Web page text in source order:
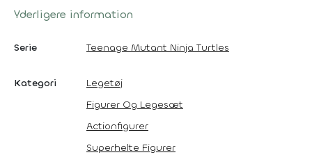
Yderligere information
Serie Teenage Mutant Ninja Turtles
Kategori
Legetøj
Figurer Og Legesæt
Actionfigurer
Superhelte Figurer